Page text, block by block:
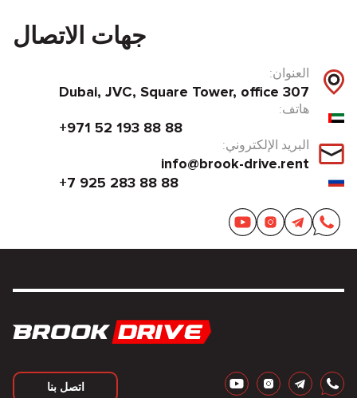
جهات الاتصال
العنوان:
Dubai, JVC, Square Tower, office 307
هاتف:
+971 52 193 88 88
البريد الإلكتروني:
info@brook-drive.rent
+7 925 283 88 88
اتصل بنا